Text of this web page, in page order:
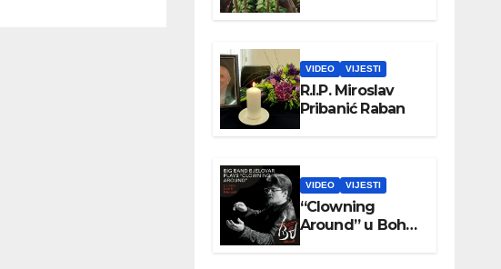
VIDEO VIJESTI
R.I.P. Miroslav
Pribanić Raban
VIDEO VIJESTI
“Clowning
Around” u Boho
parku